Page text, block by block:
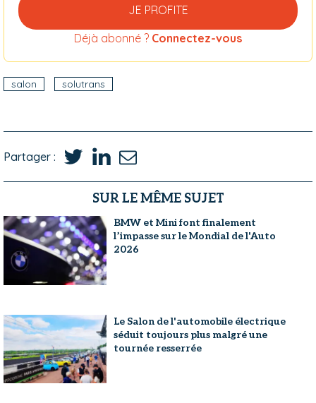
JE PROFITE
Déjà abonné ? Connectez-vous
salon solutrans
Partager :
SUR LE MÊME SUJET
BMW et Mini font finalement
l’impasse sur le Mondial de l'Auto
2026
Le Salon de l'automobile électrique
séduit toujours plus malgré une
tournée resserrée